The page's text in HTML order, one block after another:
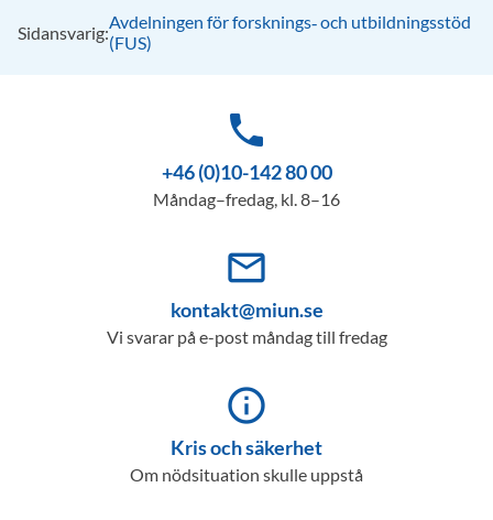
Sidansvarig:Avdelningen för forsknings‑ och utbildningsstöd
(FUS)
phone
+46 (0)10-142 80 00
Måndag–fredag, kl. 8–16
mail_outline
kontakt@miun.se
Vi svarar på e-post måndag till fredag
info_outline
Kris och säkerhet
Om nödsituation skulle uppstå